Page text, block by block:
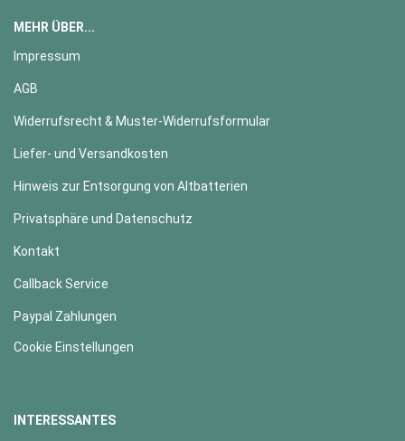
MEHR ÜBER...
Impressum
AGB
Widerrufsrecht & Muster-Widerrufsformular
Liefer- und Versandkosten
Hinweis zur Entsorgung von Altbatterien
Privatsphäre und Datenschutz
Kontakt
Callback Service
Paypal Zahlungen
Cookie Einstellungen
INTERESSANTES